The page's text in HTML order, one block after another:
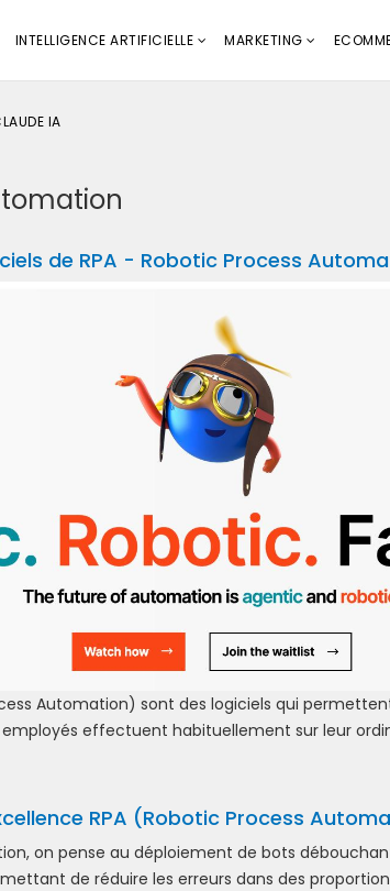
INTELLIGENCE ARTIFICIELLE MARKETING
IA
de RPA - Robotic Process
Automation) sont des logiciels qui
effectuent habituellement sur leur
RPA (Robotic Process
on pense au déploiement de bots
de réduire les erreurs dans des